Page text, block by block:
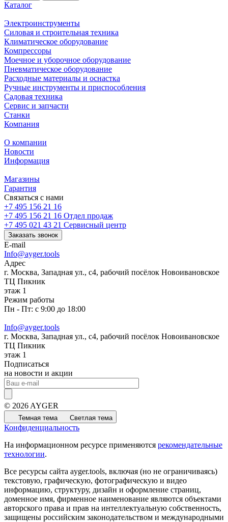
Каталог
Электроинструменты
Силовая и строительная техника
Климатическое оборудование
Компрессоры
Моечное и уборочное оборудование
Пневматическое оборудование
Расходные материалы и оснастка
Ручные инструменты и приспособления
Садовая техника
Сервис и запчасти
Станки
Компания
О компании
Новости
Информация
Магазины
Гарантия
Связаться с нами
+7 495 156 21 16
+7 495 156 21 16 Отдел продаж
+7 495 021 43 21 Cервисный центр
Заказать звонок
E-mail
Info@ayger.tools
Адрес
г. Москва, Западная ул., с4, рабочий посёлок Новоивановское
ТЦ Пикник
этаж 1
Режим работы
Пн - Пт: с 9:00 до 18:00
Info@ayger.tools
г. Москва, Западная ул., с4, рабочий посёлок Новоивановское
ТЦ Пикник
этаж 1
Подписаться
на новости и акции
© 2026 AYGER
Темная тема Светлая тема
Конфиденциальность
На информационном ресурсе применяются рекомендательные
технологии.
Все ресурсы сайта ayger.tools, включая (но не ограничиваясь)
текстовую, графическую, фотографическую и видео
информацию, структуру, дизайн и оформление страниц,
доменное имя, фирменное наименование являются объектами
авторского права и прав на интеллектуальную собственность,
защищены российским законодательством и международными